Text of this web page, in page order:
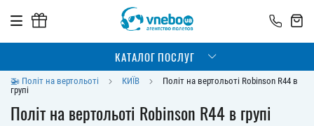
КАТАЛОГ ПОСЛУГ
🚁 Політ на вертольоті КИЇВ
Політ на вертольоті Robinson R44 в
групі
Політ на вертольоті Robinson R44 в групі